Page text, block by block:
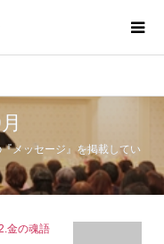
メッセージ』を掲載してい
金の魂語